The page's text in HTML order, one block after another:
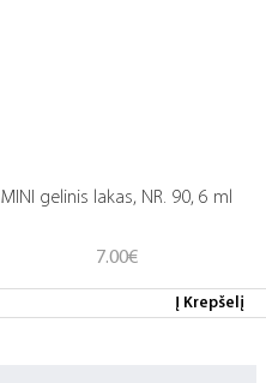
MINI gelinis lakas, NR. 90, 6 ml
7.00€
Į Krepšelį